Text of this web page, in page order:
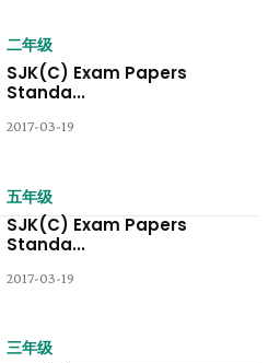
二年级
SJK(C) Exam Papers
Standa...
2017-03-19
五年级
SJK(C) Exam Papers
Standa...
2017-03-19
三年级